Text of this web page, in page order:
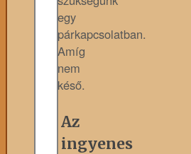
egy
párkapcsolatban.
Amíg
nem
késő.
Az
ingyenes